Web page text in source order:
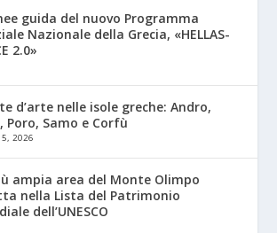
guida del nuovo Programma
Nazionale della Grecia, «HELLAS-
2.0»
d’arte nelle isole greche: Andro,
Poro, Samo e Corfù
5, 2026
ampia area del Monte Olimpo
nella Lista del Patrimonio
dell’UNESCO